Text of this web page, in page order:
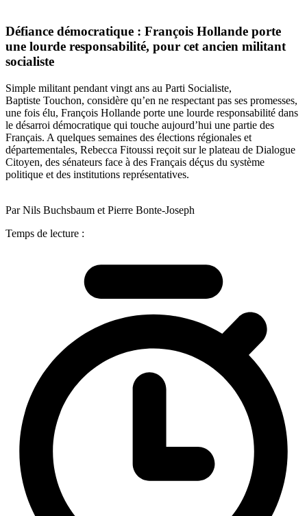
Défiance démocratique : François Hollande porte
une lourde responsabilité, pour cet ancien militant
socialiste
Simple militant pendant vingt ans au Parti Socialiste,
Baptiste Touchon, considère qu’en ne respectant pas ses promesses,
une fois élu, François Hollande porte une lourde responsabilité dans
le désarroi démocratique qui touche aujourd’hui une partie des
Français. A quelques semaines des élections régionales et
départementales, Rebecca Fitoussi reçoit sur le plateau de Dialogue
Citoyen, des sénateurs face à des Français déçus du système
politique et des institutions représentatives.
Par Nils Buchsbaum et Pierre Bonte-Joseph
Temps de lecture :